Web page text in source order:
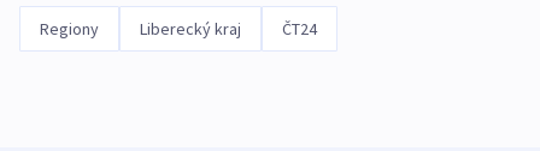
Regiony Liberecký kraj ČT24